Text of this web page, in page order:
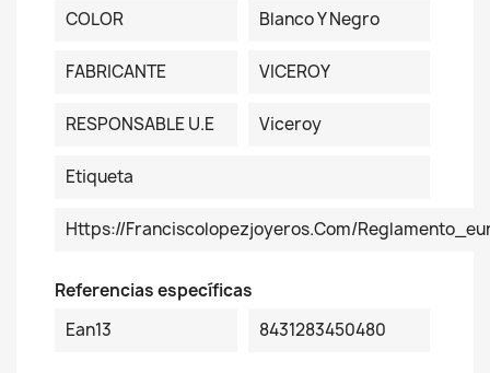
COLOR Blanco Y Negro
FABRICANTE VICEROY
RESPONSABLE U.E Viceroy
Etiqueta
Https://franciscolopezjoyeros.com/
Referencias específicas
Ean13
8431283450480